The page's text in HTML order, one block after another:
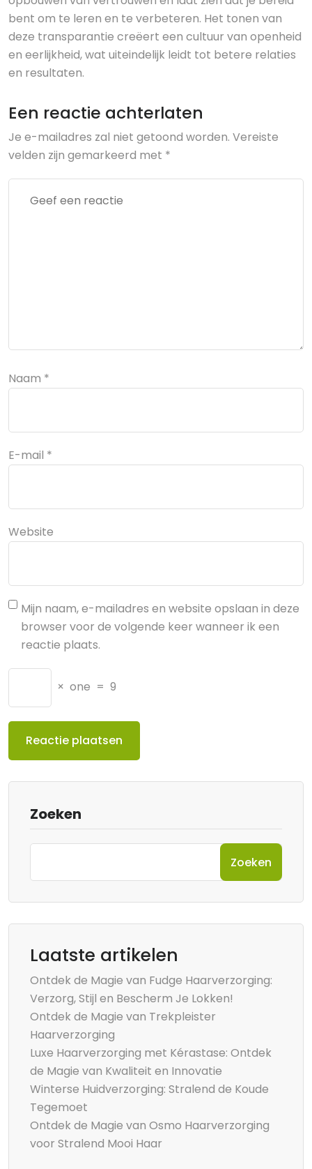
bent om te leren en te verbeteren. Het tonen van
deze transparantie creëert een cultuur van openheid
en eerlijkheid, wat uiteindelijk leidt tot betere relaties
en resultaten.
Een reactie achterlaten
Je e-mailadres zal niet getoond worden. Vereiste
velden zijn gemarkeerd met *
Naam *
E-mail *
Website
Mijn naam, e-mailadres en website opslaan in deze
browser voor de volgende keer wanneer ik een
reactie plaats.
× one = 9
Zoeken
Zoeken
Laatste artikelen
Ontdek de Magie van Fudge Haarverzorging:
Verzorg, Stijl en Bescherm Je Lokken!
Ontdek de Magie van Trekpleister
Haarverzorging
Luxe Haarverzorging met Kérastase: Ontdek
de Magie van Kwaliteit en Innovatie
Winterse Huidverzorging: Stralend de Koude
Tegemoet
Ontdek de Magie van Osmo Haarverzorging
voor Stralend Mooi Haar